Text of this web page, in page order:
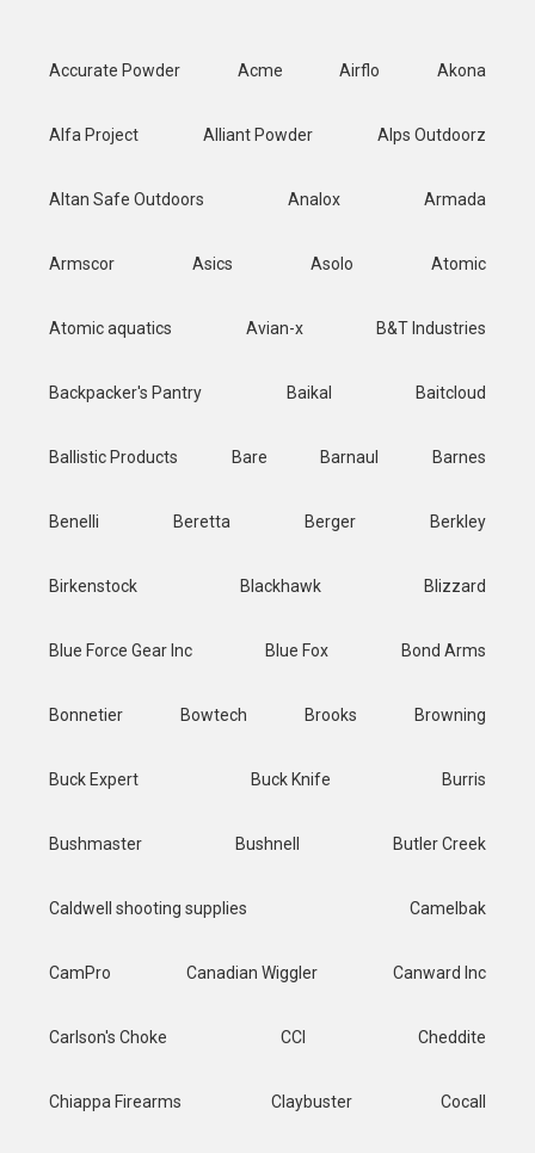
Accurate Powder Acme Airflo Akona
Alfa Project Alliant Powder Alps Outdoorz
Altan Safe Outdoors Analox Armada
Armscor Asics Asolo Atomic
Atomic aquatics Avian-x B&T Industries
Backpacker's Pantry Baikal Baitcloud
Ballistic Products Bare Barnaul Barnes
Benelli Beretta Berger Berkley
Birkenstock Blackhawk Blizzard
Blue Force Gear Inc Blue Fox Bond Arms
Bonnetier Bowtech Brooks Browning
Buck Expert Buck Knife Burris
Bushmaster Bushnell Butler Creek
Caldwell shooting supplies Camelbak
CamPro Canadian Wiggler Canward Inc
Carlson's Choke CCI Cheddite
Chiappa Firearms Claybuster Cocall